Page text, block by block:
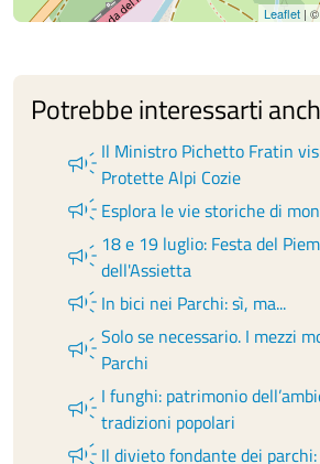
Leaflet| ©
Potrebbe interessarti
campaign Il Ministro Pichetto Fratin
Protette Alpi Cozie
campaign Esplora le vie storiche di
campaign 18 e 19 luglio: Festa del
dell'Assietta
campaign In bici nei Parchi: sì, ma...
campaignSolo se necessario. I mezzi
Parchi
campaign I funghi: patrimonio
tradizioni popolari
campaign Il divieto fondante dei